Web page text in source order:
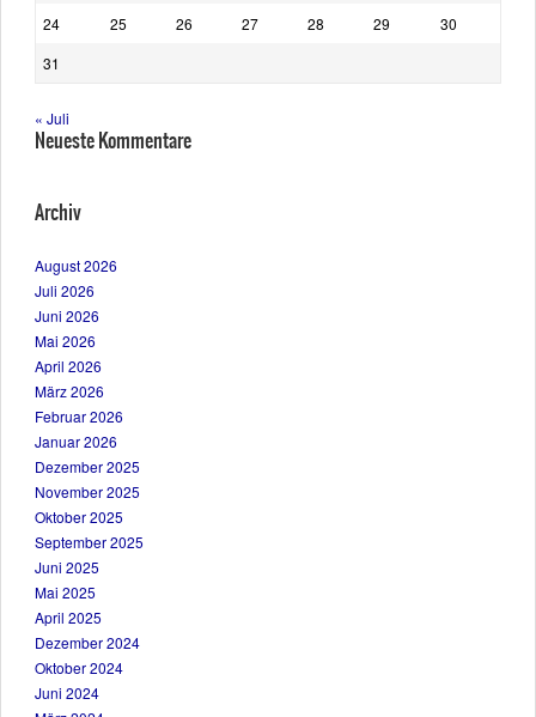
24 25 26 27 28 29
30
31
« Juli
Neueste Kommentare
Archiv
August 2026
Juli 2026
Juni 2026
Mai 2026
April 2026
März 2026
Februar 2026
Januar 2026
Dezember 2025
November 2025
Oktober 2025
September 2025
Juni 2025
Mai 2025
April 2025
Dezember 2024
Oktober 2024
Juni 2024